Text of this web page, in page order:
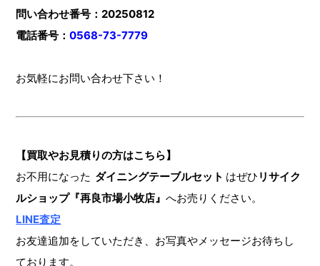
問い合わせ番号：20250812
電話番号：0568-73-7779
お気軽にお問い合わせ下さい！
【買取やお見積りの方はこちら】
お不用になった ダイニングテーブルセット はぜひ リサイク
ルショップ『再良市場小牧店』へお売りください。
LINE査定
お友達追加をしていただき、お写真やメッセージお待ちし
ております。